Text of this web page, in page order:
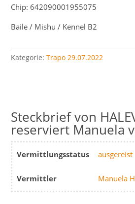
Chip: 642090001955075
Baile / Mishu / Kennel B2
Kategorie:Trapo 29.07.2022
reserviert Manuela
Vermittlungsstatus ausgereist
Vermittler Manuela